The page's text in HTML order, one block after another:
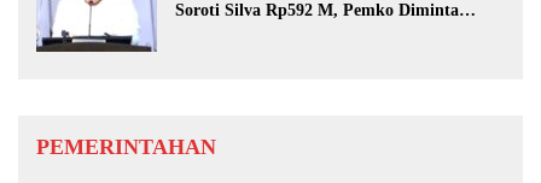
Soroti Silva Rp592 M, Pemko Diminta
PEMERINTAHAN